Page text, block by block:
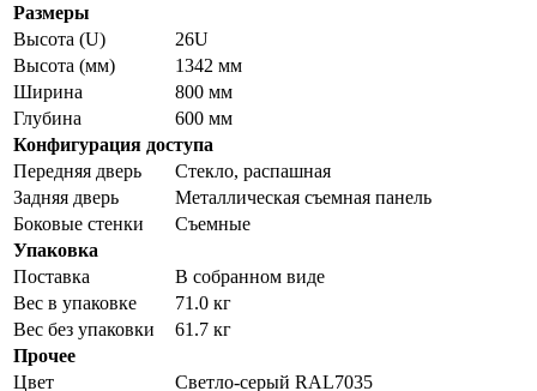
Размеры
Высота (U)
26U
Высота (мм)
1342 мм
Ширина
800 мм
Глубина
600 мм
Конфигурация доступа
Передняя дверь
Стекло, распашная
Задняя дверь
Металлическая съемная панель
Боковые стенки
Съемные
Упаковка
Поставка
В собранном виде
Вес в упаковке
71.0 кг
Вес без упаковки
61.7 кг
Прочее
Цвет
Светло-серый RAL7035